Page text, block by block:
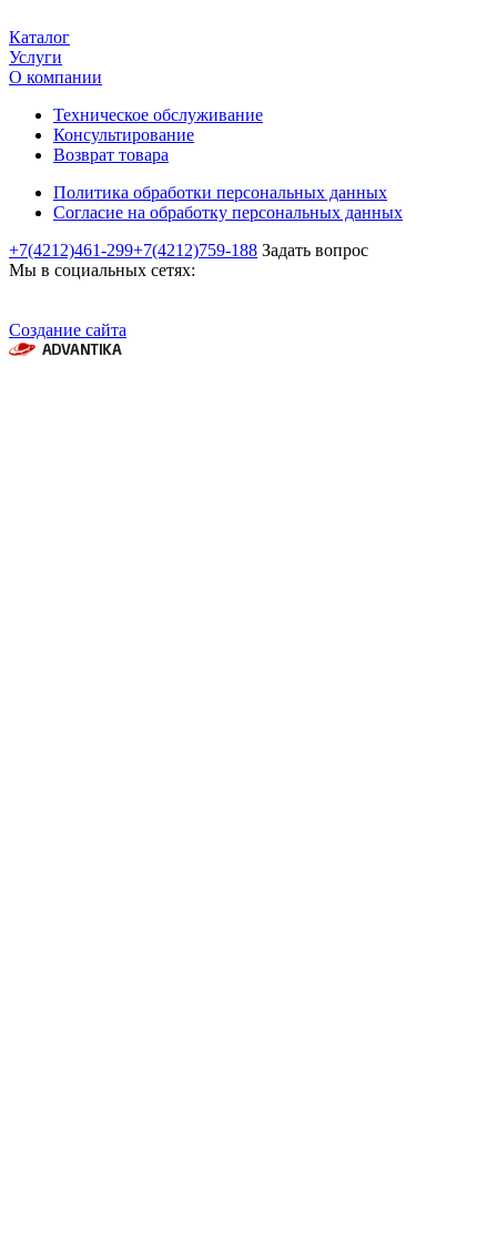
Каталог
Услуги
О компании
Техническое обслуживание
Консультирование
Возврат товара
Политика обработки персональных данных
Согласие на обработку персональных данных
+7(4212)461-299+7(4212)759-188 Задать вопрос
Мы в социальных сетях:
Создание сайта